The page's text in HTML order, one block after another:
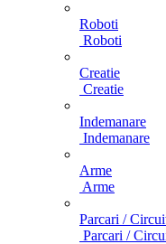
Roboti
Roboti
Creatie
Creatie
Indemanare
Indemanare
Arme
Arme
Parcari /
Parcari /